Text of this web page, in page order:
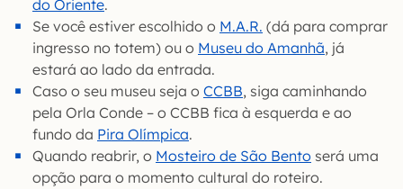
do Oriente.
Se você estiver escolhido o M.A.R. (dá para comprar
ingresso no totem) ou o Museu do Amanhã, já
estará ao lado da entrada.
Caso o seu museu seja o CCBB, siga caminhando
pela Orla Conde – o CCBB fica à esquerda e ao
fundo da Pira Olímpica.
Quando reabrir, o Mosteiro de São Bento será uma
opção para o momento cultural do roteiro.